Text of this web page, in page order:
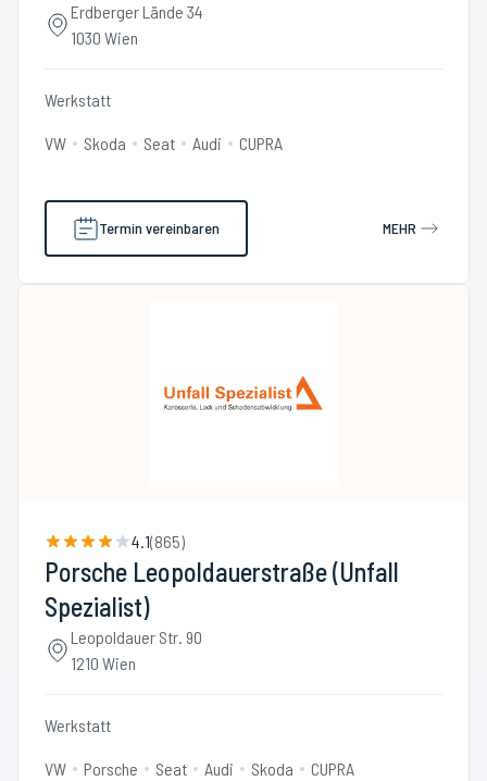
Erdberger Lände 34
1030 Wien
Werkstatt
VW Skoda Seat Audi CUPRA
Termin vereinbaren MEHR
4.1(865)
Porsche Leopoldauerstraße (Unfall
Spezialist)
Leopoldauer Str. 90
1210 Wien
Werkstatt
VW Porsche Seat Audi Skoda CUPRA